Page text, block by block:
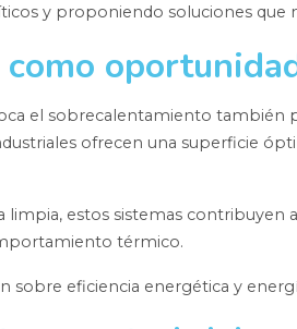
y proponiendo soluciones que
el sobrecalentamiento también
ofrecen una superficie
limpia, estos sistemas contribuyen
térmico.
sobre eficiencia energética y